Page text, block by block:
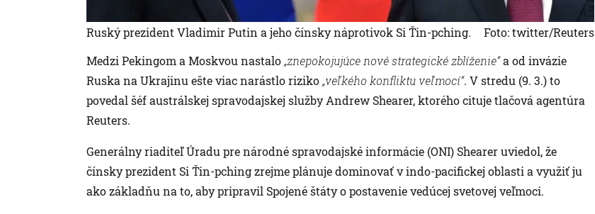
Ruský prezident Vladimir Putin a jeho čínsky náprotivok Si Ťin-pching.
Foto: twitter/Reuters
Medzi Pekingom a Moskvou nastalo„znepokojujúce nové strategické zblíženie“a od invázie
Ruska na Ukrajinu ešte viac narástlo riziko„veľkého konfliktu veľmocí“. V stredu (9. 3.) to
povedal šéf austrálskej spravodajskej služby Andrew Shearer, ktorého cituje tlačová agentúra
Reuters.
Generálny riaditeľ Úradu pre národné spravodajské informácie (ONI) Shearer uviedol, že
čínsky prezident Si Ťin-pching zrejme plánuje dominovať v indo-pacifickej oblasti a využiť ju
ako základňu na to, aby pripravil Spojené štáty o postavenie vedúcej svetovej veľmoci.